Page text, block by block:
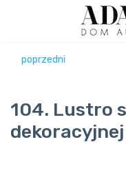
poprzedni
104. Lustro